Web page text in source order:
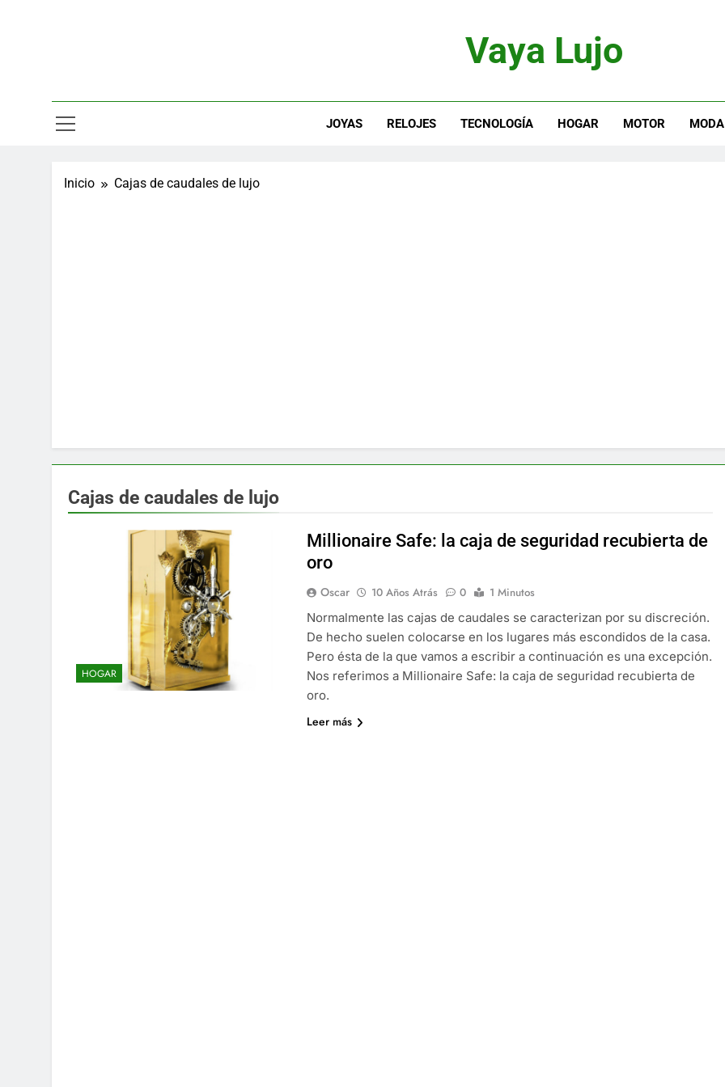
Vaya Lujo
JOYAS RELOJES TECNOLOGÍA HOGAR MOTOR MODA
Inicio Cajas de caudales de lujo
Cajas de caudales de lujo
HOGAR
Millionaire Safe: la caja de seguridad recubierta de
oro
Oscar 10 Años Atrás 0
1 Minutos
Normalmente las cajas de caudales se caracterizan por su discreción.
De hecho suelen colocarse en los lugares más escondidos de la casa.
Pero ésta de la que vamos a escribir a continuación es una excepción.
Nos referimos a Millionaire Safe: la caja de seguridad recubierta de
oro.
Leer más